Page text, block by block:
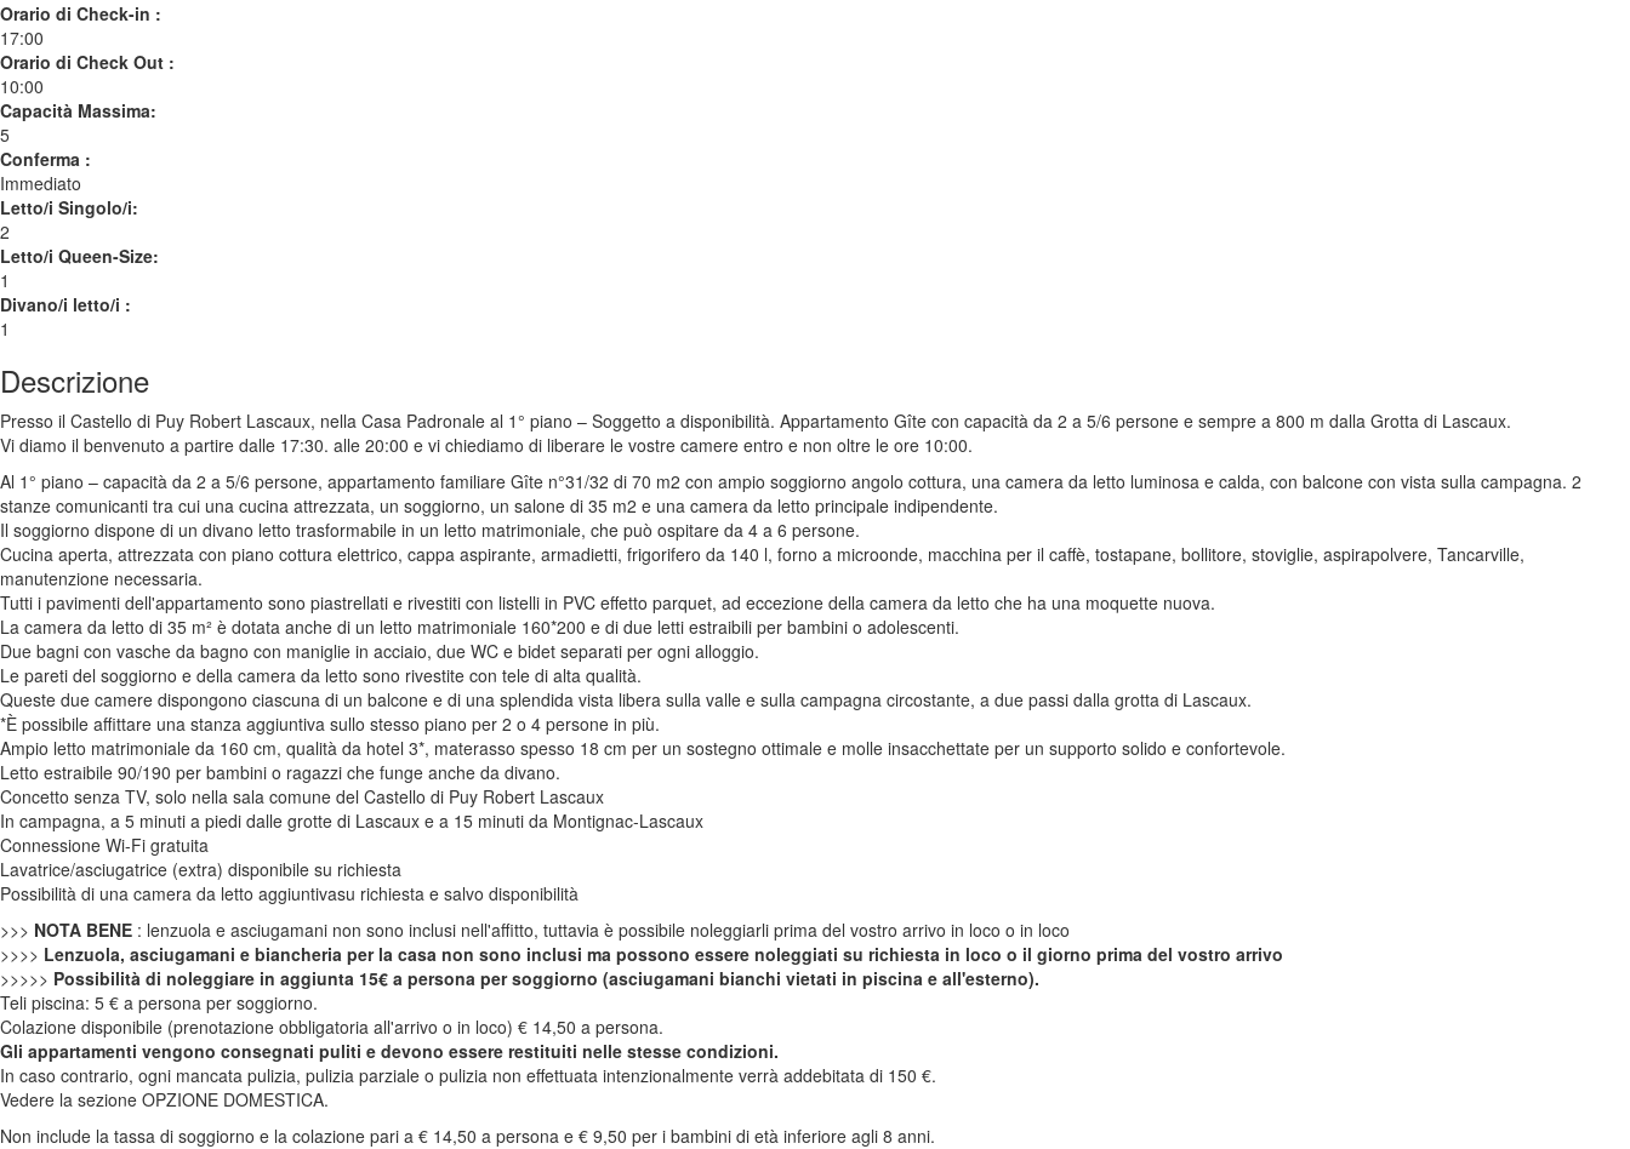
Orario di Check-in :
17:00
Orario di Check Out :
10:00
Capacità Massima:
5
Conferma :
Immediato
Letto/i Singolo/i:
2
Letto/i Queen-Size:
1
Divano/i letto/i :
1
Descrizione
Presso il Castello di Puy Robert Lascaux, nella Casa Padronale al 1° piano – Soggetto a disponibilità. Appartamento Gîte con capacità da 2 a 5/6 persone e sempre a 800 m dalla Grotta di Lascaux.
Vi diamo il benvenuto a partire dalle 17:30. alle 20:00 e vi chiediamo di liberare le vostre camere entro e non oltre le ore 10:00.
Al 1° piano – capacità da 2 a 5/6 persone, appartamento familiare Gîte n°31/32 di 70 m2 con ampio soggiorno angolo cottura, una camera da letto luminosa e calda, con balcone con vista sulla campagna. 2
stanze comunicanti tra cui una cucina attrezzata, un soggiorno, un salone di 35 m2 e una camera da letto principale indipendente.
Il soggiorno dispone di un divano letto trasformabile in un letto matrimoniale, che può ospitare da 4 a 6 persone.
Cucina aperta, attrezzata con piano cottura elettrico, cappa aspirante, armadietti, frigorifero da 140 l, forno a microonde, macchina per il caffè, tostapane, bollitore, stoviglie, aspirapolvere, Tancarville,
manutenzione necessaria.
Tutti i pavimenti dell'appartamento sono piastrellati e rivestiti con listelli in PVC effetto parquet, ad eccezione della camera da letto che ha una moquette nuova.
La camera da letto di 35 m² è dotata anche di un letto matrimoniale 160*200 e di due letti estraibili per bambini o adolescenti.
Due bagni con vasche da bagno con maniglie in acciaio, due WC e bidet separati per ogni alloggio.
Le pareti del soggiorno e della camera da letto sono rivestite con tele di alta qualità.
Queste due camere dispongono ciascuna di un balcone e di una splendida vista libera sulla valle e sulla campagna circostante, a due passi dalla grotta di Lascaux.
*È possibile affittare una stanza aggiuntiva sullo stesso piano per 2 o 4 persone in più.
Ampio letto matrimoniale da 160 cm, qualità da hotel 3*, materasso spesso 18 cm per un sostegno ottimale e molle insacchettate per un supporto solido e confortevole.
Letto estraibile 90/190 per bambini o ragazzi che funge anche da divano.
Concetto senza TV, solo nella sala comune del Castello di Puy Robert Lascaux
In campagna, a 5 minuti a piedi dalle grotte di Lascaux e a 15 minuti da Montignac-Lascaux
Connessione Wi-Fi gratuita
Lavatrice/asciugatrice (extra) disponibile su richiesta
Possibilità di una camera da letto aggiuntivasu richiesta e salvo disponibilità
>>> NOTA BENE : lenzuola e asciugamani non sono inclusi nell'affitto, tuttavia è possibile noleggiarli prima del vostro arrivo in loco o in loco
>>>> Lenzuola, asciugamani e biancheria per la casa non sono inclusi ma possono essere noleggiati su richiesta in loco o il giorno prima del vostro arrivo
>>>>> Possibilità di noleggiare in aggiunta 15€ a persona per soggiorno (asciugamani bianchi vietati in piscina e all'esterno).
Teli piscina: 5 € a persona per soggiorno.
Colazione disponibile (prenotazione obbligatoria all'arrivo o in loco) € 14,50 a persona.
Gli appartamenti vengono consegnati puliti e devono essere restituiti nelle stesse condizioni.
In caso contrario, ogni mancata pulizia, pulizia parziale o pulizia non effettuata intenzionalmente verrà addebitata di 150 €.
Vedere la sezione OPZIONE DOMESTICA.
Non include la tassa di soggiorno e la colazione pari a € 14,50 a persona e € 9,50 per i bambini di età inferiore agli 8 anni.